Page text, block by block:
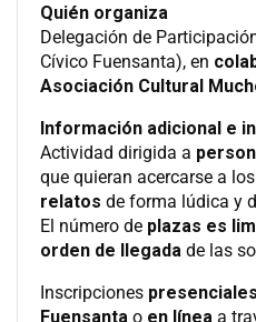
Quién organiza
Delegación de
Cívico Fuensanta), en
Asociación Cultural
Información adicional e
Actividad dirigida a
que quieran acercarse a los
relatos de forma lúdica y
El número de plazas es
orden de llegada de las
Inscripciones
Fuensanta o en línea a